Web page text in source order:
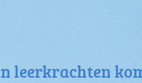
leerkrachten